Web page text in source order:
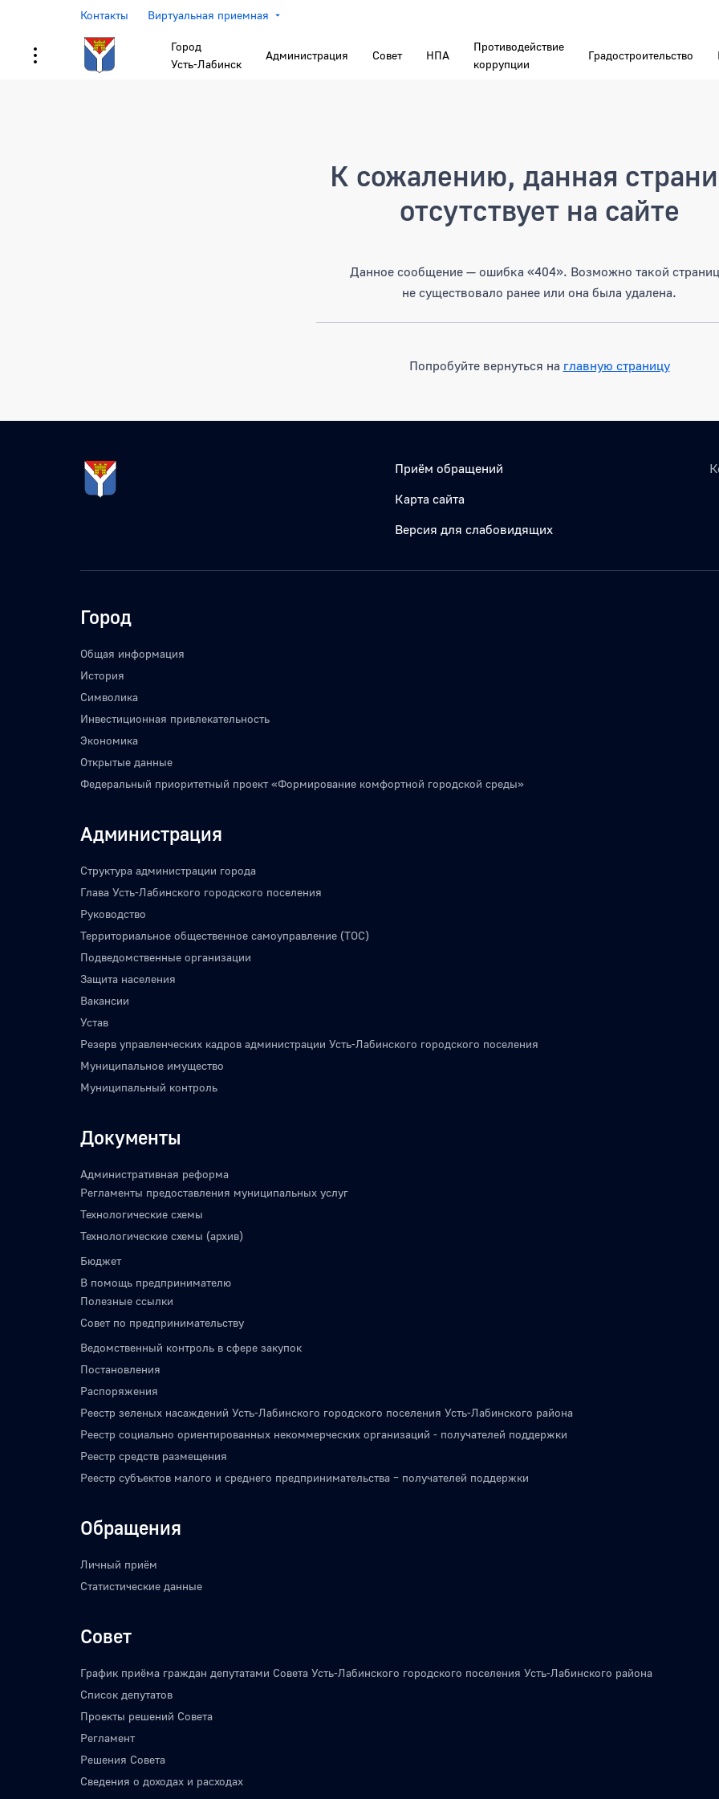
Контакты Виртуальная приемная
Город
Усть-Лабинск
Администрация Совет НПА
Противодействие
коррупции
Градостроительство
К сожалению, данная
отсутствует на сайте
Данное сообщение — ошибка «404». Возможно такой
не существовало ранее или она была удалена.
Попробуйте вернуться на главную страницу
Приём обращений
Карта сайта
Версия для слабовидящих
Город
Общая информация
История
Символика
Инвестиционная привлекательность
Экономика
Открытые данные
Федеральный приоритетный проект «Формирование комфортной городской среды»
Администрация
Структура администрации города
Глава Усть-Лабинского городского поселения
Руководство
Территориальное общественное самоуправление (ТОС)
Подведомственные организации
Защита населения
Вакансии
Устав
Резерв управленческих кадров администрации Усть-Лабинского городского поселения
Муниципальное имущество
Муниципальный контроль
Документы
Административная реформа
Регламенты предоставления муниципальных услуг
Технологические схемы
Технологические схемы (архив)
Бюджет
В помощь предпринимателю
Полезные ссылки
Совет по предпринимательству
Ведомственный контроль в сфере закупок
Постановления
Распоряжения
Реестр зеленых насаждений Усть-Лабинского городского поселения Усть-Лабинского района
Реестр социально ориентированных некоммерческих организаций - получателей поддержки
Реестр средств размещения
Реестр субъектов малого и среднего предпринимательства – получателей поддержки
Обращения
Личный приём
Статистические данные
Совет
График приёма граждан депутатами Совета Усть-Лабинского городского поселения Усть-Лабинского района
Список депутатов
Проекты решений Совета
Регламент
Решения Совета
Сведения о доходах и расходах